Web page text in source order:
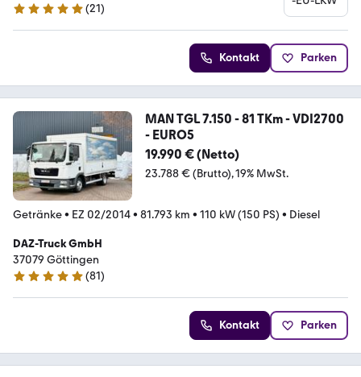
5 Sterne
(21)
Kontakt Parken
MAN TGL 7.150 - 81 TKm - VDI2700
- EURO5
19.990 € (Netto)
23.788 € (Brutto) 19% MwSt.
Getränke• EZ 02/2014• 81.793 km • 110 kW (150 PS) • Diesel
DAZ-Truck GmbH
37079 Göttingen
4.8 Sterne
(81)
Kontakt Parken